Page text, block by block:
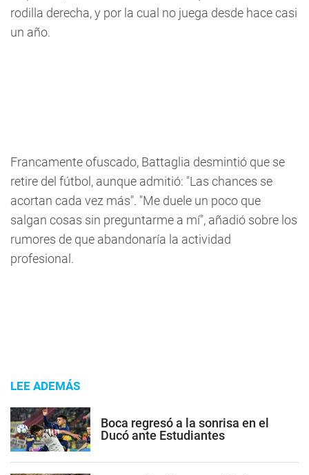
rodilla derecha, y por la cual no juega desde hace casi
un año.
Francamente ofuscado, Battaglia desmintió que se
retire del fútbol, aunque admitió: "Las chances se
acortan cada vez más". "Me duele un poco que
salgan cosas sin preguntarme a mí", añadió sobre los
rumores de que abandonaría la actividad
profesional.
LEE ADEMÁS
Boca regresó a la sonrisa en el
Ducó ante Estudiantes